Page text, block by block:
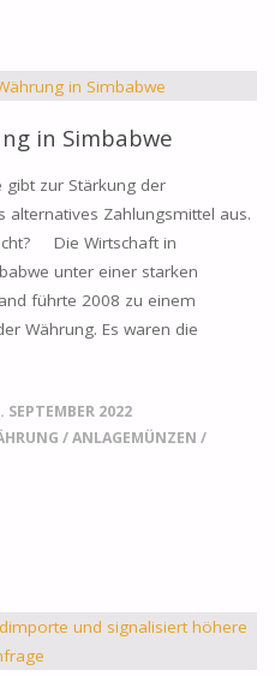
in Simbabwe
zur Stärkung der
alternatives Zahlungsmittel aus.
Die Wirtschaft in
unter einer starken
führte 2008 zu einem
Währung. Es waren die
SEPTEMBER 2022
/ANLAGEMÜNZEN /